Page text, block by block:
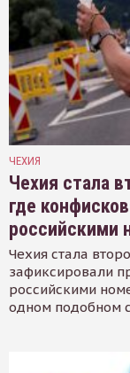
ЧЕХИЯ
Чехия стала
где
российскими
Чехия стала
зафиксировали
российскими
одном подобном